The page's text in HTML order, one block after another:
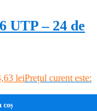
UTP – 24 de
leiPrețul curent este:
coș